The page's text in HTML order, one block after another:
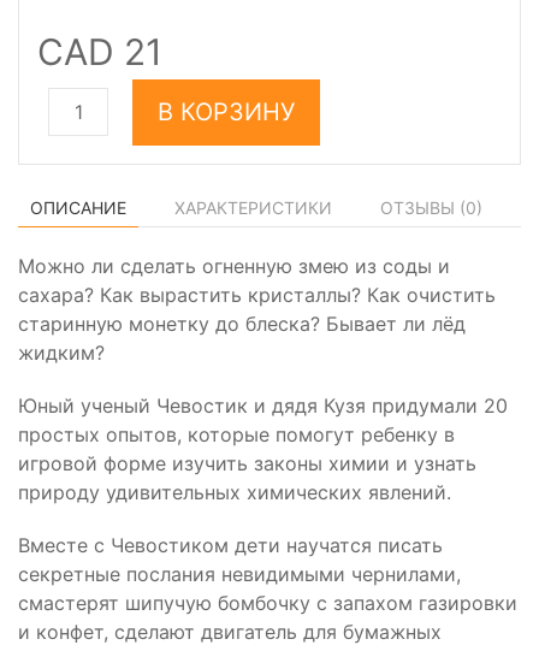
CAD 21
В КОРЗИНУ
ОПИСАНИЕ ХАРАКТЕРИСТИКИ ОТЗЫВЫ (0)
Можно ли сделать огненную змею из соды и
сахара? Как вырастить кристаллы? Как очистить
старинную монетку до блеска? Бывает ли лёд
жидким?
Юный ученый Чевостик и дядя Кузя придумали 20
простых опытов, которые помогут ребенку в
игровой форме изучить законы химии и узнать
природу удивительных химических явлений.
Вместе с Чевостиком дети научатся писать
секретные послания невидимыми чернилами,
смастерят шипучую бомбочку с запахом газировки
и конфет, сделают двигатель для бумажных